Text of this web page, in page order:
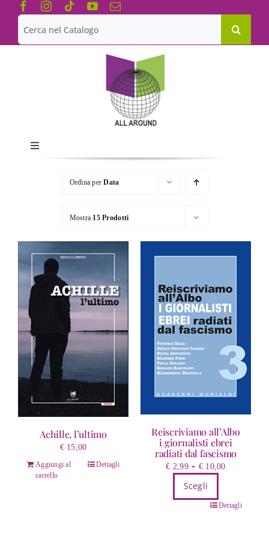
Salta
contenuto
Cerca
per:
Toggle
Navigation
Chi siamo
Le Collane
Catalogo
Ordina perData
Mostra 15 Prodotti
Achille, l’ultimo
€15,00
Aggiungi al
carrello
Dettagli
Reiscriviamo all’Albo
i giornalisti ebrei
radiati dal fascismo
€ 2,99 - € 10,00Fascia
da
Scegli
Dettagli